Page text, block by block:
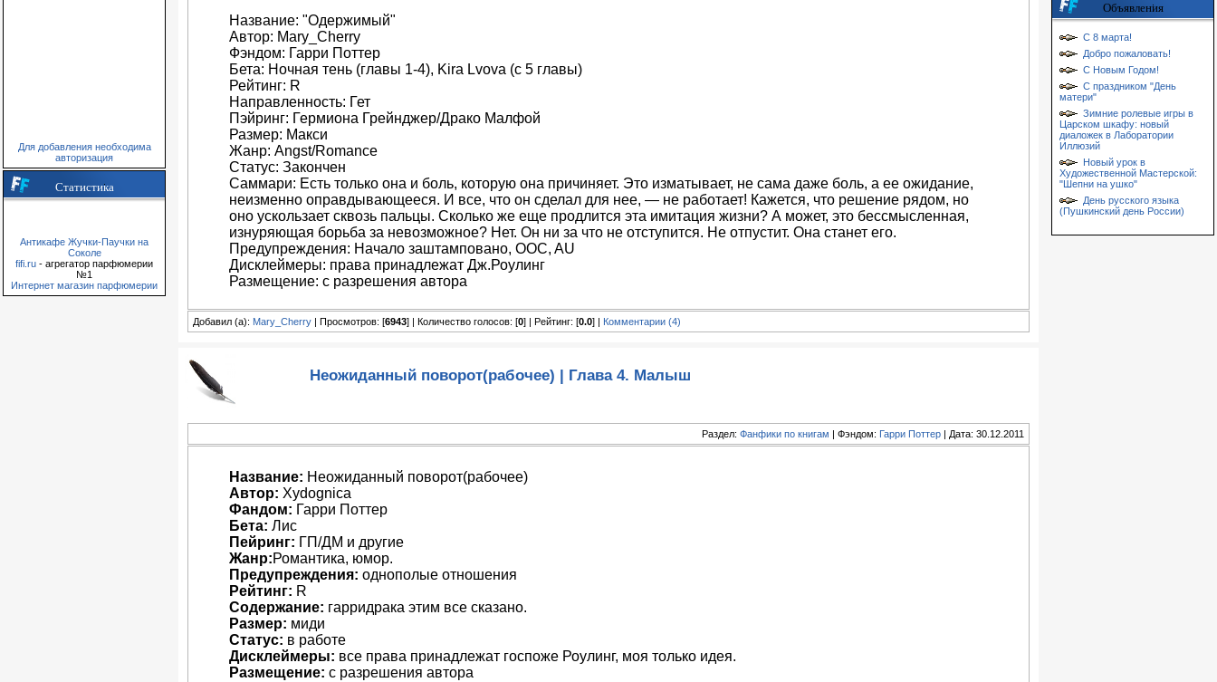
Для добавления необходима
авторизация
Статистика
Антикафе Жучки-Паучки на
Соколе
fifi.ru - агрегатор парфюмерии
№1
Интернет магазин парфюмерии
Название: "Одержимый"
Автор: Mary_Cherry
Фэндом: Гарри Поттер
Бета: Ночная тень (главы 1-4), Kira Lvova (с 5 главы)
Рейтинг: R
Направленность: Гет
Пэйринг: Гермиона Грейнджер/Драко Малфой
Размер: Макси
Жанр: Angst/Romance
Статус: Закончен
Саммари: Есть только она и боль, которую она причиняет. Это изматывает, не сама даже боль, а ее ожидание,
неизменно оправдывающееся. И все, что он сделал для нее, — не работает! Кажется, что решение рядом, но
оно ускользает сквозь пальцы. Сколько же еще продлится эта имитация жизни? А может, это бессмысленная,
изнуряющая борьба за невозможное? Нет. Он ни за что не отступится. Не отпустит. Она станет его.
Предупреждения: Начало заштамповано, OOC, AU
Дисклеймеры: права принадлежат Дж.Роулинг
Размещение: с разрешения автора
Добавил (а): Mary_Cherry | Просмотров: [6943] | Количество голосов: [0] | Рейтинг: [0.0] | Комментарии (4)
Неожиданный поворот(рабочее) | Глава 4. Малыш
Раздел: Фанфики по книгам | Фэндом: Гарри Поттер | Дата: 30.12.2011
Название: Неожиданный поворот(рабочее)
Автор: Xydognica
Фандом: Гарри Поттер
Бета: Лис
Пейринг: ГП/ДМ и другие
Жанр:Романтика, юмор.
Предупреждения: однополые отношения
Рейтинг: R
Содержание: гарридрака этим все сказано.
Размер: миди
Статус: в работе
Дисклеймеры: все права принадлежат госпоже Роулинг, моя только идея.
Размещение: с разрешения автора
Объявления
С 8 марта!
Добро пожаловать!
С Новым Годом!
С праздником "День
матери"
Зимние ролевые игры в
Царском шкафу: новый
диаложек в Лаборатории
Иллюзий
Новый урок в
Художественной Мастерской:
"Шепни на ушко"
День русского языка
(Пушкинский день России)